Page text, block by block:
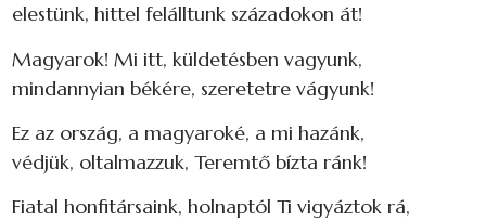
elestünk, hittel felálltunk századokon át!
Magyarok! Mi itt, küldetésben vagyunk,
mindannyian békére, szeretetre vágyunk!
Ez az ország, a magyaroké, a mi hazánk,
védjük, oltalmazzuk, Teremtő bízta ránk!
Fiatal honfitársaink, holnaptól Ti vigyáztok rá,